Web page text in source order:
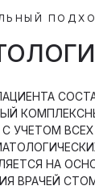
С УЧЕТОМ
НА
ВРАЧЕЙ